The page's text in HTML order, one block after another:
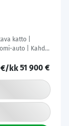
katto |
auto | Kahdet
€/kk51 900 €